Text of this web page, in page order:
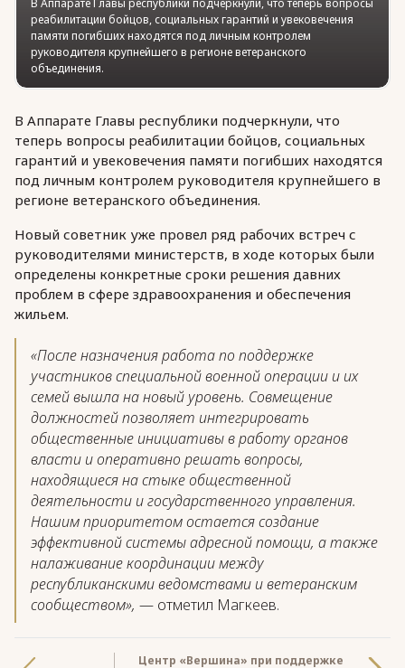
реабилитации бойцов, социальных гарантий и увековечения
памяти погибших находятся под личным контролем
руководителя крупнейшего в регионе ветеранского
объединения.
В Аппарате Главы республики подчеркнули, что
теперь вопросы реабилитации бойцов, социальных
гарантий и увековечения памяти погибших находятся
под личным контролем руководителя крупнейшего в
регионе ветеранского объединения.
Новый советник уже провел ряд рабочих встреч с
руководителями министерств, в ходе которых были
определены конкретные сроки решения давних
проблем в сфере здравоохранения и обеспечения
жильем.
«После назначения работа по поддержке
участников специальной военной операции и их
семей вышла на новый уровень. Совмещение
должностей позволяет интегрировать
общественные инициативы в работу органов
власти и оперативно решать вопросы,
находящиеся на стыке общественной
деятельности и государственного управления.
Нашим приоритетом остается создание
эффективной системы адресной помощи, а также
налаживание координации между
республиканскими ведомствами и ветеранским
сообществом», — отметил Магкеев.
Центр «Вершина» при поддержке